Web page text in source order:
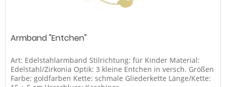
Armband "Entchen"
Art: Edelstahlarmband Stilrichtung: für Kinder Material:
Edelstahl/Zirkonia Optik: 3 kleine Entchen in versch. Größen
Farbe: goldfarben Kette: schmale Gliederkette Länge/Kette: